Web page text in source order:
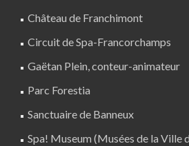
Château de Franchimont
Circuit de Spa-Francorchamps
Gaëtan Plein, conteur-animateur
Parc Forestia
Sanctuaire de Banneux
Spa! Museum (Musées de la Ville